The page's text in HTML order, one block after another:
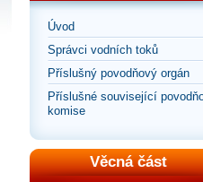
Úvod
Správci vodních toků
Příslušný povodňový orgán
Příslušné související
komise
Věcná část